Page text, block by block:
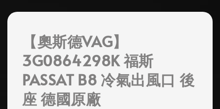
【奧斯德VAG】
3G0864298K 福斯
PASSAT B8 冷氣出風口 後
座 德國原廠